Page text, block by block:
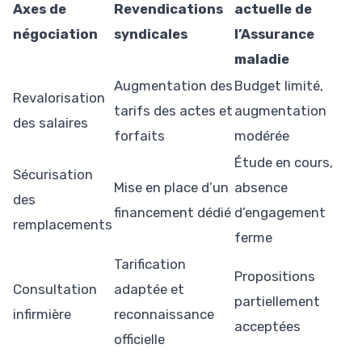
Axes de
négociation
Revendications
syndicales
actuelle de
l’Assurance
maladie
Revalorisation
des salaires
Augmentation des
tarifs des actes et
forfaits
Budget limité,
augmentation
modérée
Sécurisation
des
remplacements
Mise en place d’un
financement dédié
Étude en cours,
absence
d’engagement
ferme
Consultation
infirmière
Tarification
adaptée et
reconnaissance
officielle
Propositions
partiellement
acceptées